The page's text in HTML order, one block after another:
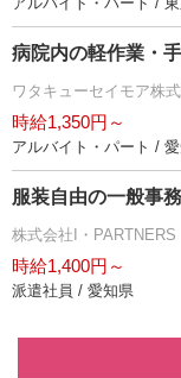
病院内の軽作業・
ワタキューセイモア株
時給1,350円～
アルバイト・パート /
服装自由の一般事
株式会社I・PARTNERS
時給1,400円～
派遣社員 / 愛知県